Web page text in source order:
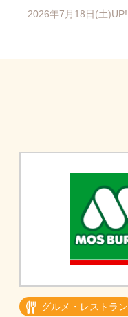
2026年7月18日(土)UP!
グルメ・レストラン